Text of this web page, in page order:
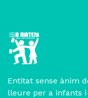
Entitat sense ànim
lleure per a infants i